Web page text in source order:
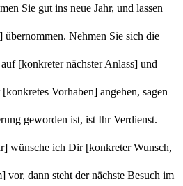
Sie gut ins neue Jahr, und lassen
Nehmen Sie sich die
[konkreter nächster Anlass] und
Vorhaben] angehen, sagen
geworden ist, ist Ihr Verdienst.
wünsche ich Dir [konkreter Wunsch,
dann steht der nächste Besuch im